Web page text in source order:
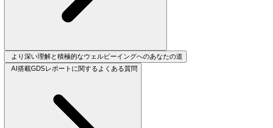
より深い理解と積極的なウェルビーイングへのあなたの道
AI搭載GDSレポートに関するよくある質問